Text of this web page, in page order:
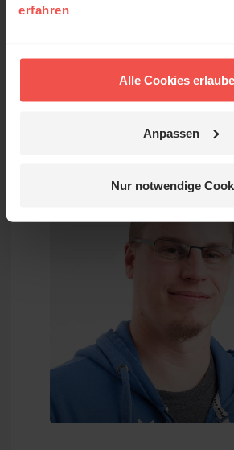
erfahren
Alle Cookies
Anpassen
Nur notwendige
berühren.
Timotheus Israel, Leiter